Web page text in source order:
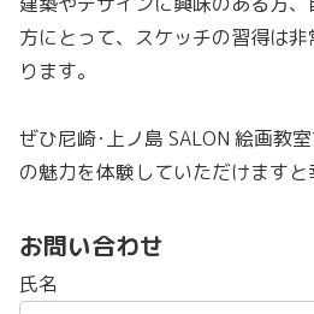
方にとって、スケッチの習得は
ります。
ぜひ尼崎･上ノ島 SALON 絵画教
の魅力を体験していただけますと
お問い合わせ
氏名